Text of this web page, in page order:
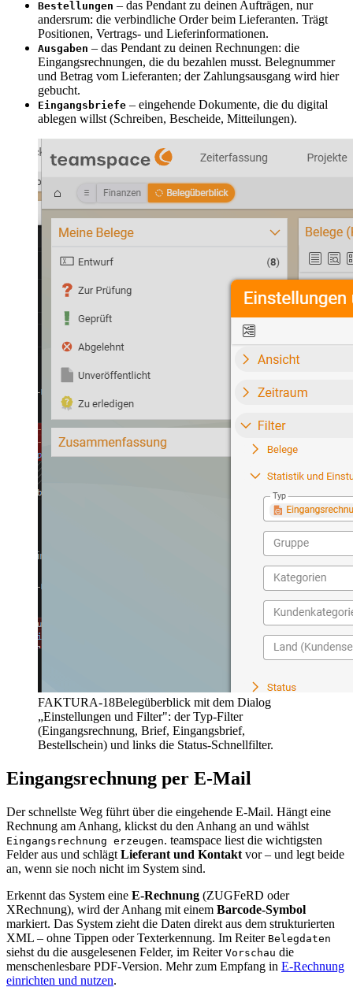
Bestellungen – das Pendant zu deinen Aufträgen, nur
andersrum: die verbindliche Order beim Lieferanten. Trägt
Positionen, Vertrags- und Lieferinformationen.
Ausgaben – das Pendant zu deinen Rechnungen: die
Eingangsrechnungen, die du bezahlen musst. Belegnummer
und Betrag vom Lieferanten; der Zahlungsausgang wird hier
gebucht.
Eingangsbriefe – eingehende Dokumente, die du digital
ablegen willst (Schreiben, Bescheide, Mitteilungen).
FAKTURA-18Belegüberblick mit dem Dialog
„Einstellungen und Filter": der Typ-Filter
(Eingangsrechnung, Brief, Eingangsbrief,
Bestellschein) und links die Status-Schnellfilter.
Eingangsrechnung per E-Mail
Der schnellste Weg führt über die eingehende E-Mail. Hängt eine
Rechnung am Anhang, klickst du den Anhang an und wählst
Eingangsrechnung erzeugen. teamspace liest die wichtigsten
Felder aus und schlägt Lieferant und Kontakt vor – und legt beide
an, wenn sie noch nicht im System sind.
Erkennt das System eine E-Rechnung (ZUGFeRD oder
XRechnung), wird der Anhang mit einem Barcode-Symbol
markiert. Das System zieht die Daten direkt aus dem strukturierten
XML – ohne Tippen oder Texterkennung. Im Reiter Belegdaten
siehst du die ausgelesenen Felder, im Reiter Vorschau die
menschenlesbare PDF-Version. Mehr zum Empfang in E-Rechnung
einrichten und nutzen.